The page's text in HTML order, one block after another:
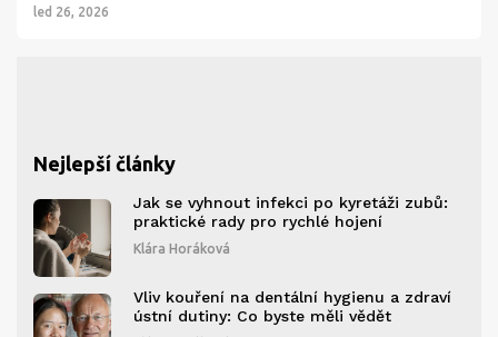
led 26, 2026
Nejlepší články
Jak se vyhnout infekci po kyretáži zubů:
praktické rady pro rychlé hojení
Klára Horáková
Vliv kouření na dentální hygienu a zdraví
ústní dutiny: Co byste měli vědět